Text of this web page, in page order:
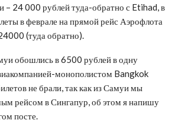
– 24 000 рублей туда-обратно с Etihad, в
в феврале на прямой рейс Аэрофлота
(туда обратно).
обошлись в 6500 рублей в одну
монополистом Bangkok
не брали, так как из Самуи мы
рейсом в Сингапур, об этом я напишу
посте.